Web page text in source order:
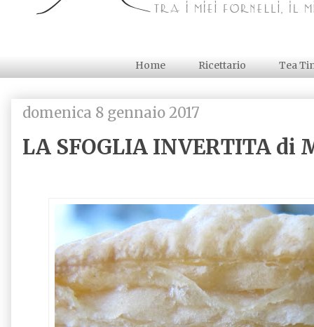
Home Ricettario Tea
domenica 8 gennaio 2017
LA SFOGLIA INVERTITA di